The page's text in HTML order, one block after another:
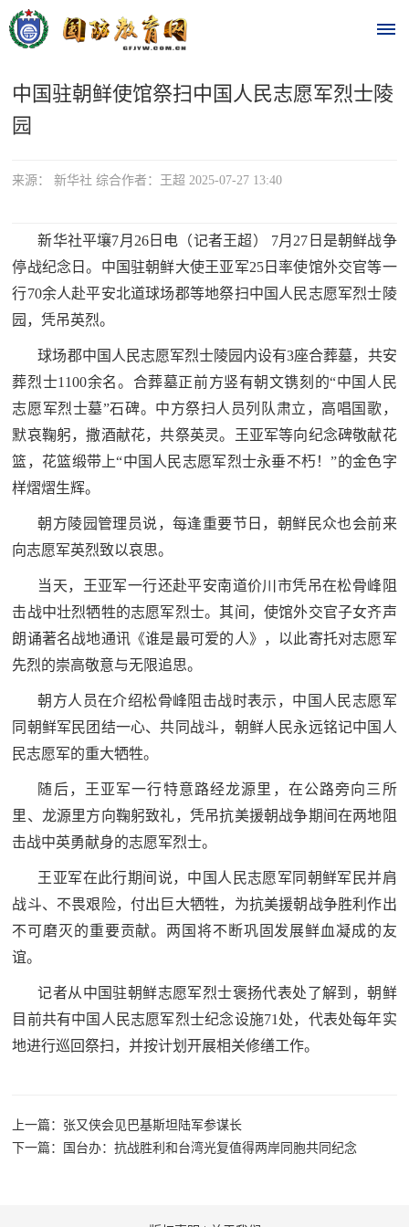
首
时
闻
政
要
闻
追
踪
追
防
规
国
防
国
知
识
国
防
知
识
全
民
国
防
国
防
弟
兵
子
动
中国驻朝鲜使馆祭扫中国人民志愿军烈士陵
园
来源： 新华社 综合作者：王超 2025-07-27 13:40
新华社平壤7月26日电（记者王超） 7月27日是朝鲜战争
停战纪念日。中国驻朝鲜大使王亚军25日率使馆外交官等一
行70余人赴平安北道球场郡等地祭扫中国人民志愿军烈士陵
园，凭吊英烈。
球场郡中国人民志愿军烈士陵园内设有3座合葬墓，共安
葬烈士1100余名。合葬墓正前方竖有朝文镌刻的“中国人民
志愿军烈士墓”石碑。中方祭扫人员列队肃立，高唱国歌，
默哀鞠躬，撒酒献花，共祭英灵。王亚军等向纪念碑敬献花
篮，花篮缎带上“中国人民志愿军烈士永垂不朽！”的金色字
样熠熠生辉。
朝方陵园管理员说，每逢重要节日，朝鲜民众也会前来
向志愿军英烈致以哀思。
当天，王亚军一行还赴平安南道价川市凭吊在松骨峰阻
击战中壮烈牺牲的志愿军烈士。其间，使馆外交官子女齐声
朗诵著名战地通讯《谁是最可爱的人》，以此寄托对志愿军
先烈的崇高敬意与无限追思。
朝方人员在介绍松骨峰阻击战时表示，中国人民志愿军
同朝鲜军民团结一心、共同战斗，朝鲜人民永远铭记中国人
民志愿军的重大牺牲。
随后，王亚军一行特意路经龙源里，在公路旁向三所
里、龙源里方向鞠躬致礼，凭吊抗美援朝战争期间在两地阻
击战中英勇献身的志愿军烈士。
王亚军在此行期间说，中国人民志愿军同朝鲜军民并肩
战斗、不畏艰险，付出巨大牺牲，为抗美援朝战争胜利作出
不可磨灭的重要贡献。两国将不断巩固发展鲜血凝成的友
谊。
记者从中国驻朝鲜志愿军烈士褒扬代表处了解到，朝鲜
目前共有中国人民志愿军烈士纪念设施71处，代表处每年实
地进行巡回祭扫，并按计划开展相关修缮工作。
上一篇：张又侠会见巴基斯坦陆军参谋长
下一篇：国台办：抗战胜利和台湾光复值得两岸同胞共同纪念